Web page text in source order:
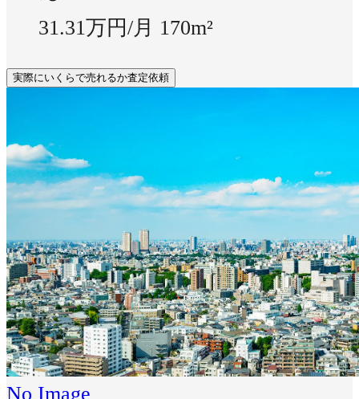
31.31万円/月 170m²
実際にいくらで売れるか査定依頼
No Image